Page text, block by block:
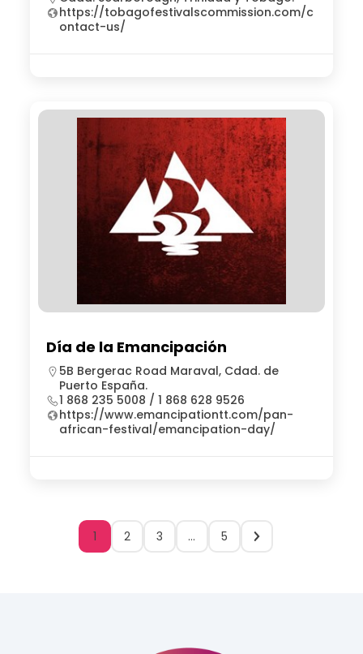
https://tobagofestivalscommission.com/c
ontact-us/
Día de la Emancipación
5B Bergerac Road Maraval, Cdad. de
Puerto España.
1 868 235 5008 / 1 868 628 9526
https://www.emancipationtt.com/pan-
african-festival/emancipation-day/
1 2 3 … 5